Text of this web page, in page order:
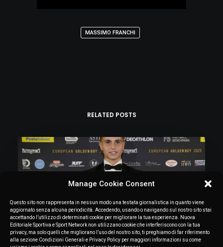
Manage Cookie Consent
Questo sito non rappresenta in nessun modo una testata giornalistica in quanto viene
aggiornato senza alcuna periodicità. Accedendo, usando o navigando sul nostro sito stai
accettando l’utilizzo di determinati cookie per migliorare la tua esperienza. Nuova
Editoriale Sportiva e Sport Network non utilizzano cookie che interferiscono con la tua
privacy, ma solo quelli che migliorano l’uso del nostro sito, ti preghiamo di far riferimento
alla sezione Condizioni Generali e Privacy Policy per maggiori informazioni su come
MASSIMO FRANCHI
RELATED POSTS